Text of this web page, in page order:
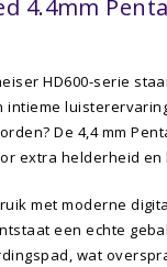
4.4mm
HD600-serie
De 4,4 mm
extra helderheid
met moderne
een echte
wat